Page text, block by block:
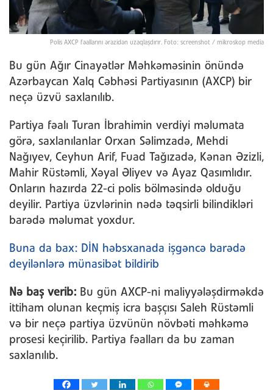
Polis AXCP fəallarını ərazidən uzaqlaşdırır. Foto: screenshot / mikroskop media
Bu gün Ağır Cinayətlər Məhkəməsinin önündə
Azərbaycan Xalq Cəbhəsi Partiyasının (AXCP) bir
neçə üzvü saxlanılıb.
Partiya fəalı Turan İbrahimin verdiyi məlumata
görə, saxlanılanlar Orxan Səlimzadə, Mehdi
Nağıyev, Ceyhun Arif, Fuad Tağızadə, Kənan Əzizli,
Mahir Rüstəmli, Xəyal Əliyev və Ayaz Qasımlıdır.
Onların hazırda 22-ci polis bölməsində olduğu
deyilir. Partiya üzvlərinin nədə təqsirli bilindikləri
barədə məlumat yoxdur.
Buna da bax: DİN həbsxanada işgəncə barədə
deyilənlərə münasibət bildirib
Nə baş verib: Bu gün AXCP-ni maliyyələşdirməkdə
ittiham olunan keçmiş icra başçısı Saleh Rüstəmli
və bir neçə partiya üzvünün növbəti məhkəmə
prosesi keçirilib. Partiya fəalları da bu zaman
saxlanılıb.